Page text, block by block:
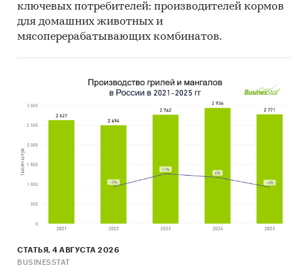
ключевых потребителей: производителей кормов
для домашних животных и
мясоперерабатывающих комбинатов.
СТАТЬЯ, 4 АВГУСТА 2026
BUSINESSTAT